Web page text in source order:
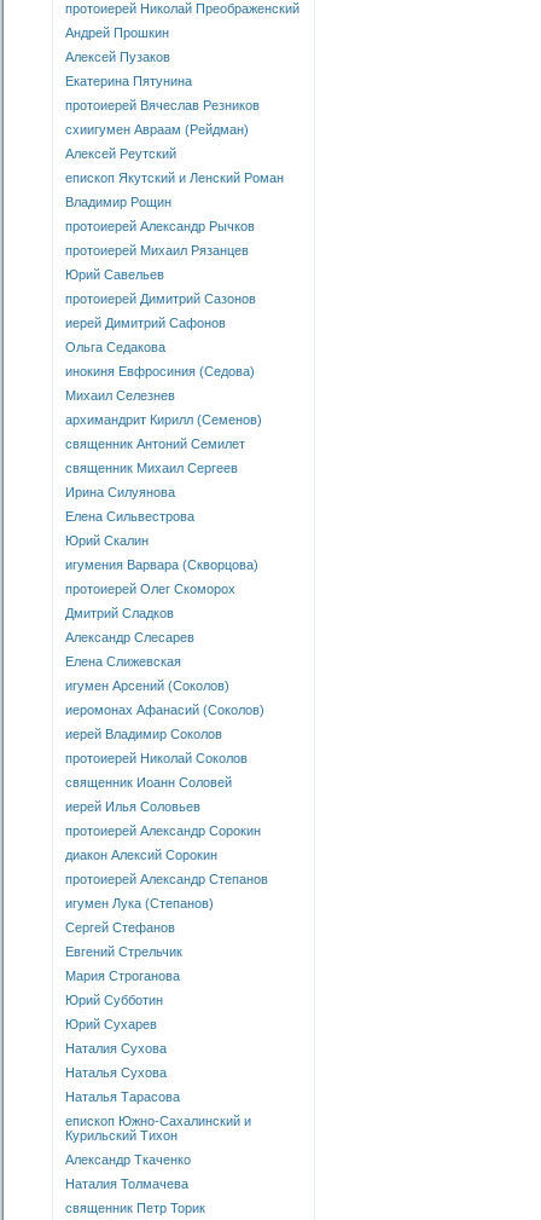
протоиерей Николай Преображенский
Андрей Прошкин
Алексей Пузаков
Екатерина Пятунина
протоиерей Вячеслав Резников
схиигумен Авраам (Рейдман)
Алексей Реутский
епископ Якутский и Ленский Роман
Владимир Рощин
протоиерей Александр Рычков
протоиерей Михаил Рязанцев
Юрий Савельев
протоиерей Димитрий Сазонов
иерей Димитрий Сафонов
Ольга Седакова
инокиня Евфросиния (Седова)
Михаил Селезнев
архимандрит Кирилл (Семенов)
священник Антоний Семилет
священник Михаил Сергеев
Ирина Силуянова
Елена Сильвестрова
Юрий Скалин
игумения Варвара (Скворцова)
протоиерей Олег Скоморох
Дмитрий Сладков
Александр Слесарев
Елена Слижевская
игумен Арсений (Соколов)
иеромонах Афанасий (Соколов)
иерей Владимир Соколов
протоиерей Николай Соколов
священник Иоанн Соловей
иерей Илья Соловьев
протоиерей Александр Сорокин
диакон Алексий Сорокин
протоиерей Александр Степанов
игумен Лука (Степанов)
Сергей Стефанов
Евгений Стрельчик
Мария Строганова
Юрий Субботин
Юрий Сухарев
Наталия Сухова
Наталья Сухова
Наталья Тарасова
епископ Южно-Сахалинский и
Курильский Тихон
Александр Ткаченко
Наталия Толмачева
священник Петр Торик